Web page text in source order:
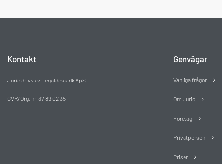
Kontakt
Jurio drivs av Legaldesk.dk ApS
CVR/Org. nr. 37 89 02 35
Genvägar
Vanliga frågor
Om Jurio
Företag
Privatperson
Priser